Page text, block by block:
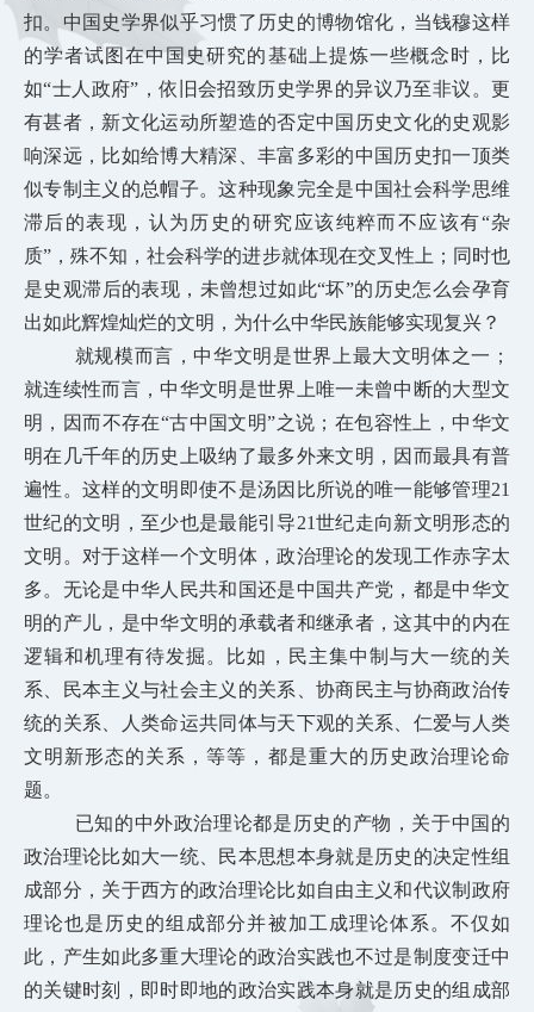
扣。中国史学界似乎习惯了历史的博物馆化，当钱穆这样
的学者试图在中国史研究的基础上提炼一些概念时，比
如“士人政府”，依旧会招致历史学界的异议乃至非议。更
有甚者，新文化运动所塑造的否定中国历史文化的史观影
响深远，比如给博大精深、丰富多彩的中国历史扣一顶类
似专制主义的总帽子。这种现象完全是中国社会科学思维
滞后的表现，认为历史的研究应该纯粹而不应该有“杂
质”，殊不知，社会科学的进步就体现在交叉性上；同时也
是史观滞后的表现，未曾想过如此“坏”的历史怎么会孕育
出如此辉煌灿烂的文明，为什么中华民族能够实现复兴？
就规模而言，中华文明是世界上最大文明体之一；
就连续性而言，中华文明是世界上唯一未曾中断的大型文
明，因而不存在“古中国文明”之说；在包容性上，中华文
明在几千年的历史上吸纳了最多外来文明，因而最具有普
遍性。这样的文明即使不是汤因比所说的唯一能够管理21
世纪的文明，至少也是最能引导21世纪走向新文明形态的
文明。对于这样一个文明体，政治理论的发现工作赤字太
多。无论是中华人民共和国还是中国共产党，都是中华文
明的产儿，是中华文明的承载者和继承者，这其中的内在
逻辑和机理有待发掘。比如，民主集中制与大一统的关
系、民本主义与社会主义的关系、协商民主与协商政治传
统的关系、人类命运共同体与天下观的关系、仁爱与人类
文明新形态的关系，等等，都是重大的历史政治理论命
题。
已知的中外政治理论都是历史的产物，关于中国的
政治理论比如大一统、民本思想本身就是历史的决定性组
成部分，关于西方的政治理论比如自由主义和代议制政府
理论也是历史的组成部分并被加工成理论体系。不仅如
此，产生如此多重大理论的政治实践也不过是制度变迁中
的关键时刻，即时即地的政治实践本身就是历史的组成部